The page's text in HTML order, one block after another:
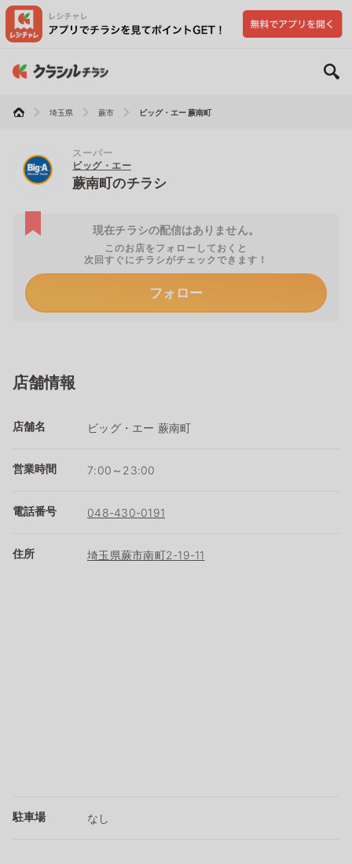
埼玉県 蕨市 ビッグ・エー 蕨南町
スーパー
ビッグ・エー
蕨南町のチラシ
現在チラシの配信はありません。
このお店をフォローしておくと
次回すぐにチラシがチェックできます！
フォロー
店舗情報
店舗名 ビッグ・エー 蕨南町
営業時間 7:00～23:00
電話番号 048-430-0191
住所 埼玉県蕨市南町2-19-11
駐車場 なし